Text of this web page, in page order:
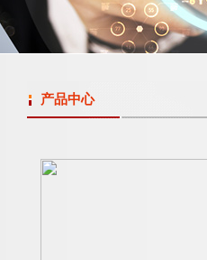
产品中心